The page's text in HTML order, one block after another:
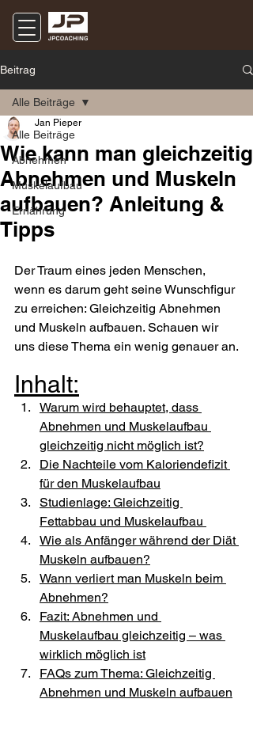
Beitrag
Alle Beiträge
Abnehmen
Muskelaufbau
Ernährung
Alle Beiträge
Wie kann man gleichzeitig
Abnehmen und Muskeln
aufbauen? Anleitung &
Tipps
Jan Pieper
Der Traum eines jeden Menschen,
wenn es darum geht seine Wunschfigur
zu erreichen: Gleichzeitig Abnehmen
und Muskeln aufbauen. Schauen wir
uns diese Thema ein wenig genauer an.
Inhalt:
Warum wird behauptet, dass
Abnehmen und Muskelaufbau
gleichzeitig nicht möglich ist?
Die Nachteile vom Kaloriendefizit
für den Muskelaufbau
Studienlage: Gleichzeitig
Fettabbau und Muskelaufbau
Wie als Anfänger während der Diät
Muskeln aufbauen?
Wann verliert man Muskeln beim
Abnehmen?
Fazit: Abnehmen und
Muskelaufbau gleichzeitig – was
wirklich möglich ist
FAQs zum Thema: Gleichzeitig
Abnehmen und Muskeln aufbauen